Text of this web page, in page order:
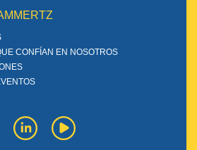
CONFÍAN EN NOSOTROS